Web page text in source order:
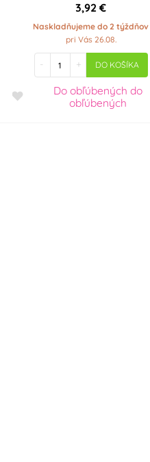
3,92 €
Naskladňujeme do 2 týždňov
pri Vás 26.08.
- + DO KOŠÍKA
Do obľúbenýchdo
obľúbených